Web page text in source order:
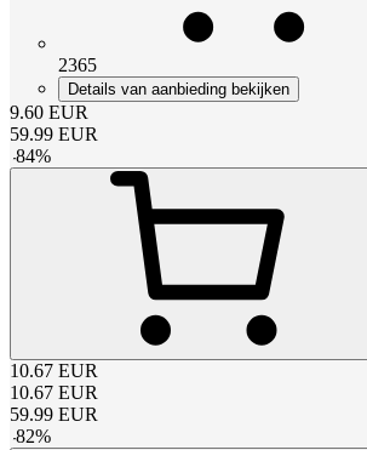
2365
Details van aanbieding bekijken
9.60 EUR
59.99 EUR
-84%
10.67 EUR
10.67 EUR
59.99 EUR
-82%